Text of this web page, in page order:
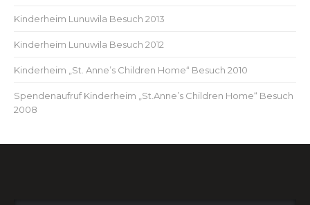
Kinderheim Lunuwila Besuch 2013
Kinderheim Lunuwila Besuch 2012
Kinderheim „St. Anne’s Children Home“ Besuch 2010
Spendenaufruf Kinderheim „St.Anne’s Children Home“ Besuch
2008